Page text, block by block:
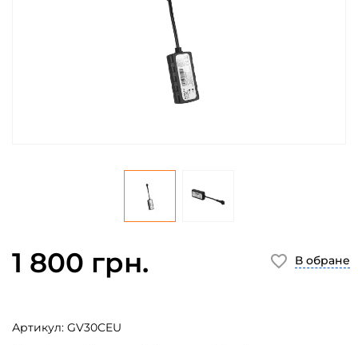
1 800 грн.
Артикул: GV30CEU
В обране